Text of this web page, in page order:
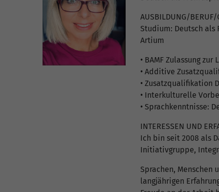
AUSBILDUNG/BERUF/
Studium: Deutsch als
Artium
• BAMF Zulassung
• Additive
• Zusatzqualifikation
• Interkulturelle
• Sprachkenntnisse:
INTERESSEN UND
Ich bin seit 2008 als
Initiativgruppe,
Sprachen,
langjährigen